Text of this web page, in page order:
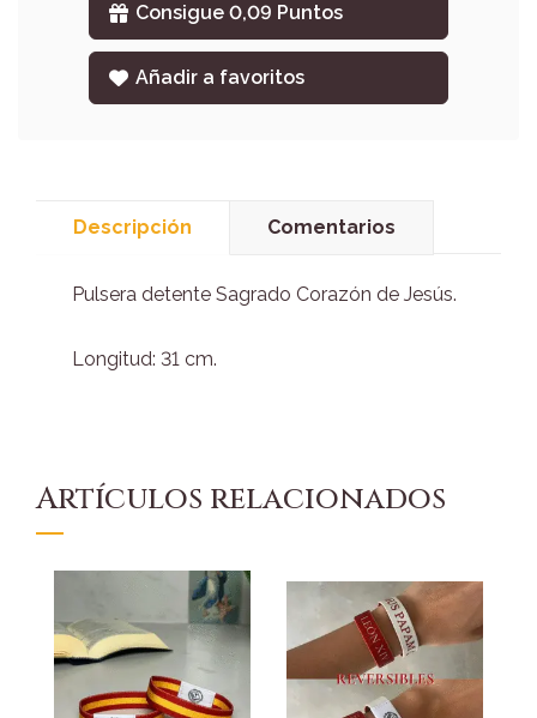
Consigue 0,09 Puntos
Añadir a favoritos
Descripción Comentarios
Pulsera detente Sagrado Corazón de Jesús.
Longitud: 31 cm.
Artículos relacionados